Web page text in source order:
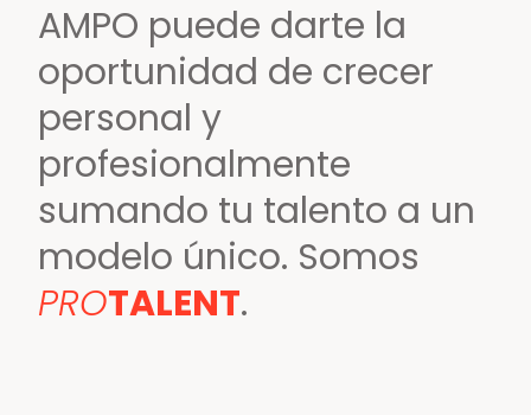
AMPO puede darte la
oportunidad de crecer
personal y
profesionalmente
sumando tu talento a un
modelo único. Somos
PROTALENT.